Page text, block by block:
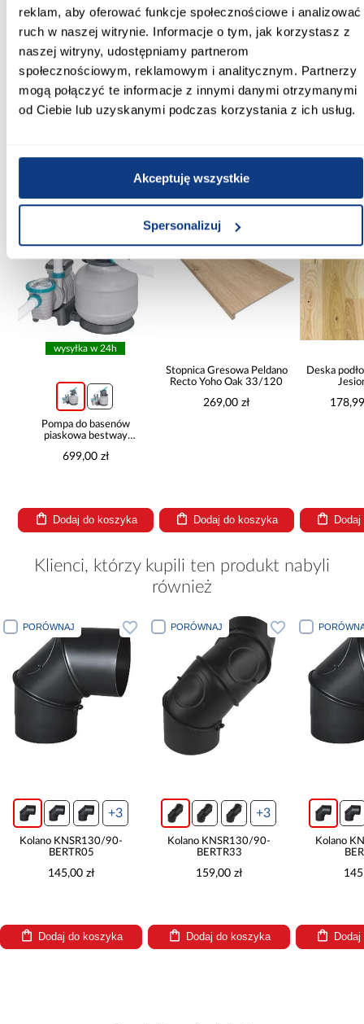
reklam, aby oferować funkcje społecznościowe i analizować
ruch w naszej witrynie. Informacje o tym, jak korzystasz z
naszej witryny, udostępniamy partnerom
społecznościowym, reklamowym i analitycznym. Partnerzy
mogą połączyć te informacje z innymi danymi otrzymanymi
od Ciebie lub uzyskanymi podczas korzystania z ich usług.
Akceptuję wszystkie
Spersonalizuj
Kolor:
czarny
Materiał wykonania:
blacha czarna gatunek DC01
Inni Klienci sprawdzali również
wysyłka w 24h
Pompa do basenów
piaskowa bestway
699,00 zł
Dodaj do koszyka
Stopnica Gresowa Peldano
Recto Yoho Oak 33/120
269,00 zł
Dodaj do koszyka
Deska
Klienci, którzy kupili ten produkt nabyli
również
+3
KNSR130/90-
BERTR05
145,00 zł
Dodaj do koszyka
PORÓWNAJ
+3
Kolano KNSR130/90-
BERTR33
159,00 zł
Dodaj do koszyka
PORÓWNAJ
Kolano
145,00
Dodaj do